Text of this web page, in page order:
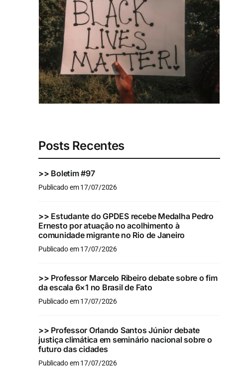
Posts Recentes
>> Boletim #97
Publicado em 17/07/2026
>> Estudante do GPDES recebe Medalha Pedro
Ernesto por atuação no acolhimento à
comunidade migrante no Rio de Janeiro
Publicado em 17/07/2026
>> Professor Marcelo Ribeiro debate sobre o fim
da escala 6×1 no Brasil de Fato
Publicado em 17/07/2026
>> Professor Orlando Santos Júnior debate
justiça climática em seminário nacional sobre o
futuro das cidades
Publicado em 17/07/2026